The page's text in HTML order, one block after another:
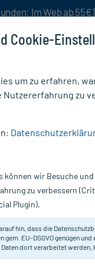
Im Web ab
Nur für kurze Zeit:
Cookie-
um zu erfahren,
Nutzererfahrung zu
können wir Besuche
zu verbessern
Plugin).
hin, dass die
gem. EU-DSGVO genügen
Daten dort verarbeitet